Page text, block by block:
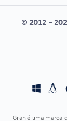
Editais publicados
CONCURSOS POR
Concursos Fiscais
© 2012 -
Gran é uma marca